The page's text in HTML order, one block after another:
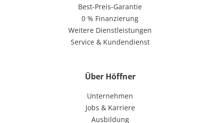
Best-Preis-Garantie
0 % Finanzierung
Weitere Dienstleistungen
Service & Kundendienst
Über Höffner
Unternehmen
Jobs & Karriere
Ausbildung